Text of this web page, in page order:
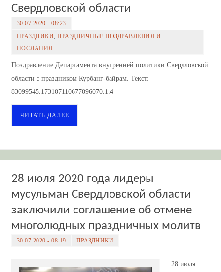
Свердловской области
30.07.2020 - 08:23
ПРАЗДНИКИ,ПРАЗДНИЧНЫЕ ПОЗДРАВЛЕНИЯ И
ПОСЛАНИЯ
Поздравление Департамента внутренней политики Свердловской
области с праздником Курбанг-байрам. Текст:
83099545.173107110677096070.1.4
ЧИТАТЬ ДАЛЕЕ
28 июля 2020 года лидеры
мусульман Свердловской области
заключили соглашение об отмене
многолюдных праздничных молитв
30.07.2020 - 08:19 ПРАЗДНИКИ
28 июля